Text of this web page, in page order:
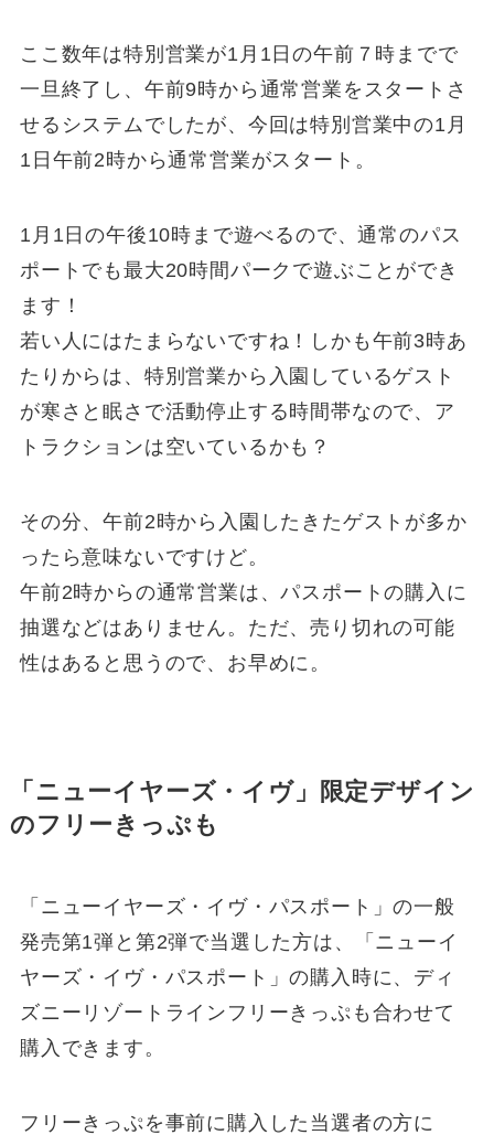
ここ数年は特別営業が1月1日の午前７時までで
一旦終了し、午前9時から通常営業をスタートさ
せるシステムでしたが、今回は特別営業中の1月
1日午前2時から通常営業がスタート。
1月1日の午後10時まで遊べるので、通常のパス
ポートでも最大20時間パークで遊ぶことができ
ます！
若い人にはたまらないですね！しかも午前3時あ
たりからは、特別営業から入園しているゲスト
が寒さと眠さで活動停止する時間帯なので、ア
トラクションは空いているかも？
その分、午前2時から入園したきたゲストが多か
ったら意味ないですけど。
午前2時からの通常営業は、パスポートの購入に
抽選などはありません。ただ、売り切れの可能
性はあると思うので、お早めに。
「ニューイヤーズ・イヴ」限定デザイン
のフリーきっぷも
「ニューイヤーズ・イヴ・パスポート」の一般
発売第1弾と第2弾で当選した方は、「ニューイ
ヤーズ・イヴ・パスポート」の購入時に、ディ
ズニーリゾートラインフリーきっぷも合わせて
購入できます。
フリーきっぷを事前に購入した当選者の方に